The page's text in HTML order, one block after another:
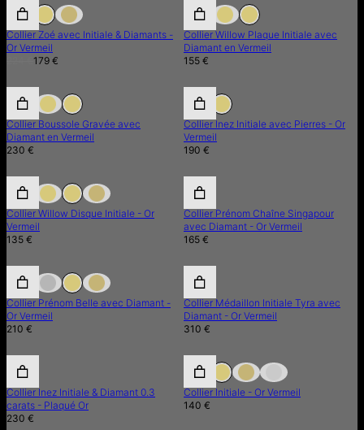
20% de réduction 20% de réduction
Collier Zoé avec Initiale & Diamants -
Or Vermeil
179 €
Collier Willow Plaque Initiale avec
Diamant en Vermeil
155 €
Collier Boussole Gravée avec
Diamant en Vermeil
230 €
Collier Inez Initiale avec Pierres - Or
Vermeil
190 €
Collier Willow Disque Initiale - Or
Vermeil
135 €
Collier Prénom Chaîne Singapour
avec Diamant - Or Vermeil
165 €
Collier Prénom Belle avec Diamant -
Or Vermeil
210 €
Collier Médaillon Initiale Tyra avec
Diamant - Or Vermeil
310 €
Collier Inez Initiale & Diamant 0.3
carats - Plaqué Or
230 €
Collier Initiale - Or Vermeil
140 €